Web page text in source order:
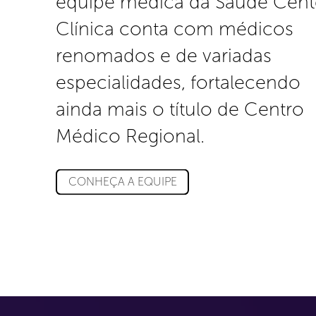
Clínica conta com médicos
renomados e de variadas
especialidades, fortalecendo
ainda mais o título de Centro
Médico Regional.
CONHEÇA A EQUIPE